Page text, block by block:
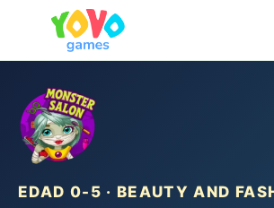
EDAD 0-5 · BEAUTY AND